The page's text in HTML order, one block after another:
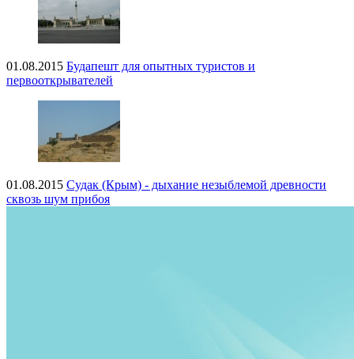
01.08.2015 Будапешт для опытных туристов и
первооткрывателей
01.08.2015 Судак (Крым) - дыхание незыблемой древности
сквозь шум прибоя